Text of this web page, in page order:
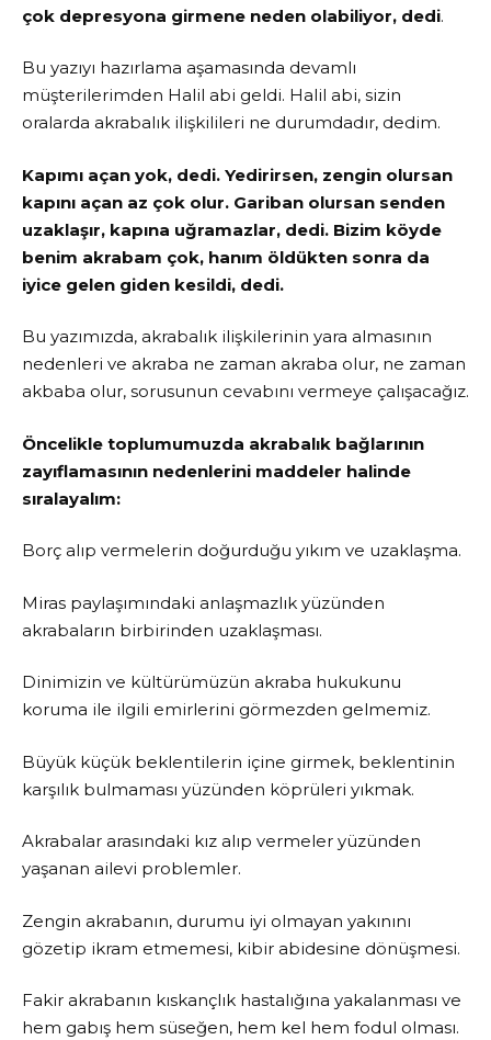
çok depresyona girmene neden olabiliyor, dedi.
Bu yazıyı hazırlama aşamasında devamlı
müşterilerimden Halil abi geldi. Halil abi, sizin
oralarda akrabalık ilişkilileri ne durumdadır, dedim.
Kapımı açan yok, dedi. Yedirirsen, zengin olursan
kapını açan az çok olur. Gariban olursan senden
uzaklaşır, kapına uğramazlar, dedi. Bizim köyde
benim akrabam çok, hanım öldükten sonra da
iyice gelen giden kesildi, dedi.
Bu yazımızda, akrabalık ilişkilerinin yara almasının
nedenleri ve akraba ne zaman akraba olur, ne zaman
akbaba olur, sorusunun cevabını vermeye çalışacağız.
Öncelikle toplumumuzda akrabalık bağlarının
zayıflamasının nedenlerini maddeler halinde
sıralayalım:
Borç alıp vermelerin doğurduğu yıkım ve uzaklaşma.
Miras paylaşımındaki anlaşmazlık yüzünden
akrabaların birbirinden uzaklaşması.
Dinimizin ve kültürümüzün akraba hukukunu
koruma ile ilgili emirlerini görmezden gelmemiz.
Büyük küçük beklentilerin içine girmek, beklentinin
karşılık bulmaması yüzünden köprüleri yıkmak.
Akrabalar arasındaki kız alıp vermeler yüzünden
yaşanan ailevi problemler.
Zengin akrabanın, durumu iyi olmayan yakınını
gözetip ikram etmemesi, kibir abidesine dönüşmesi.
Fakir akrabanın kıskançlık hastalığına yakalanması ve
hem gabış hem süseğen, hem kel hem fodul olması.